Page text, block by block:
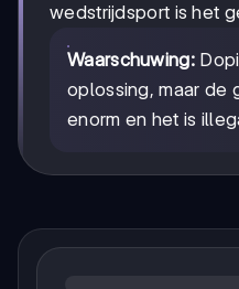
wedstrijdsport is het
Waarschuwing:
oplossing, maar de
enorm en het is